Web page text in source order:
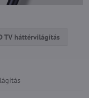
TV háttérvilágítás